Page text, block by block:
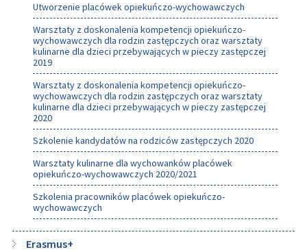
Utworzenie placówek opiekuńczo-wychowawczych
Warsztaty z doskonalenia kompetencji opiekuńczo-
wychowawczych dla rodzin zastępczych oraz warsztaty
kulinarne dla dzieci przebywających w pieczy zastępczej
2019
Warsztaty z doskonalenia kompetencji opiekuńczo-
wychowawczych dla rodzin zastępczych oraz warsztaty
kulinarne dla dzieci przebywających w pieczy zastępczej
2020
Szkolenie kandydatów na rodziców zastępczych 2020
Warsztaty kulinarne dla wychowanków placówek
opiekuńczo-wychowawczych 2020/2021
Szkolenia pracowników placówek opiekuńczo-
wychowawczych
Erasmus+